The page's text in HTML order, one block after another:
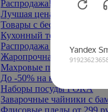
Распродажа! Ульяновск
Лучшая цена
Товары с бесплатной
Кухонный текстиль
Распродажа до -50%
Жаропрочная посуда
Махровые полотенца
До -50% на ковры
Наборы посуды FORA
Заварочные чайники с
Флисовые пледы от 299